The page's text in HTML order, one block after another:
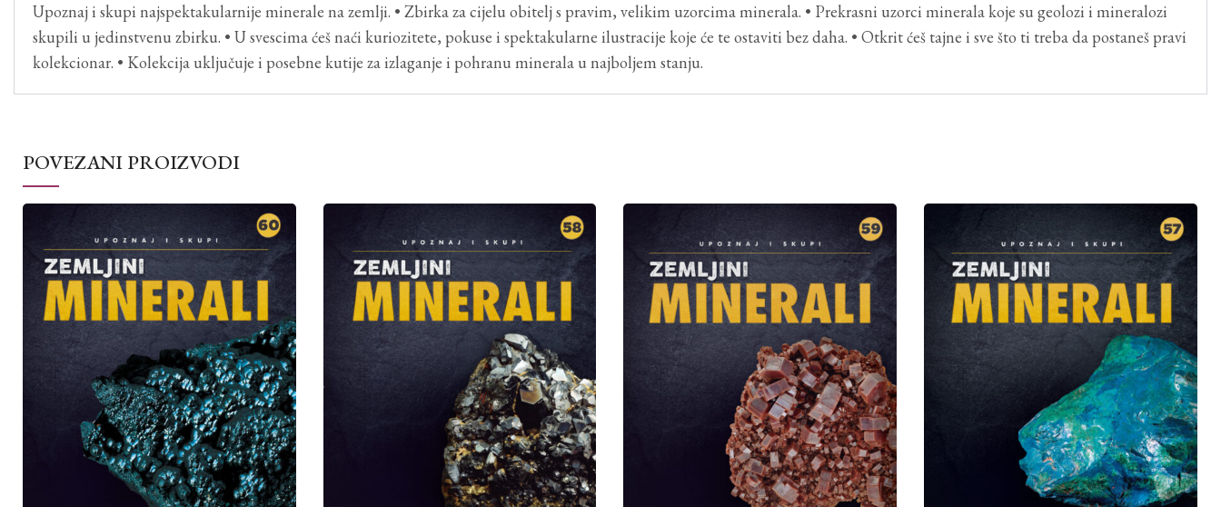
Upoznaj i skupi najspektakularnije minerale na zemlji. • Zbirka za cijelu obitelj s pravim, velikim uzorcima minerala. • Prekrasni uzorci minerala koje su geolozi i mineralozi
skupili u jedinstvenu zbirku. • U svescima ćeš naći kuriozitete, pokuse i spektakularne ilustracije koje će te ostaviti bez daha. • Otkrit ćeš tajne i sve što ti treba da postaneš pravi
kolekcionar. • Kolekcija uključuje i posebne kutije za izlaganje i pohranu minerala u najboljem stanju.
POVEZANI PROIZVODI